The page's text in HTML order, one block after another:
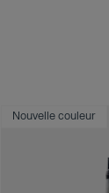
Nouvelle couleur